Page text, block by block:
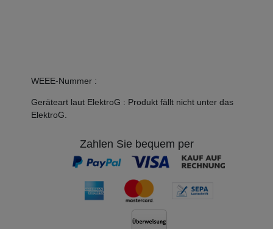
WEEE-Nummer :
Geräteart laut ElektroG : Produkt fällt nicht unter das
ElektroG.
Zahlen Sie bequem per